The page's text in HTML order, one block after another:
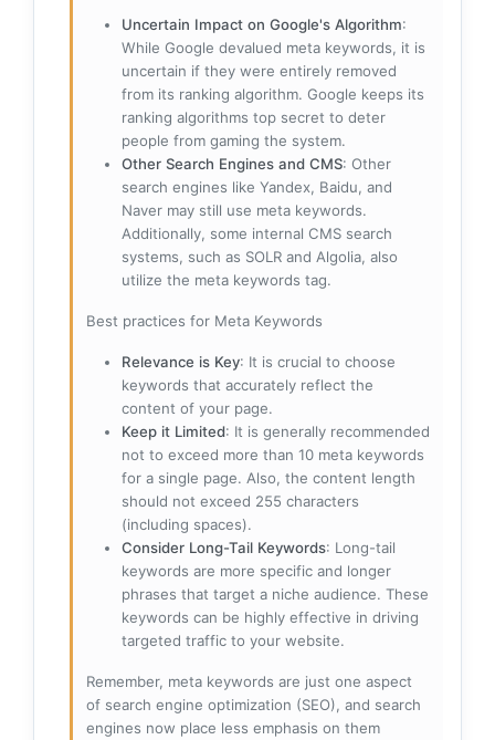
Uncertain Impact on Google's Algorithm:
While Google devalued meta keywords, it is
uncertain if they were entirely removed
from its ranking algorithm. Google keeps its
ranking algorithms top secret to deter
people from gaming the system.
Other Search Engines and CMS: Other
search engines like Yandex, Baidu, and
Naver may still use meta keywords.
Additionally, some internal CMS search
systems, such as SOLR and Algolia, also
utilize the meta keywords tag.
Best practices for Meta Keywords
Relevance is Key: It is crucial to choose
keywords that accurately reflect the
content of your page.
Keep it Limited: It is generally recommended
not to exceed more than 10 meta keywords
for a single page. Also, the content length
should not exceed 255 characters
(including spaces).
Consider Long-Tail Keywords: Long-tail
keywords are more specific and longer
phrases that target a niche audience. These
keywords can be highly effective in driving
targeted traffic to your website.
Remember, meta keywords are just one aspect
of search engine optimization (SEO), and search
engines now place less emphasis on them